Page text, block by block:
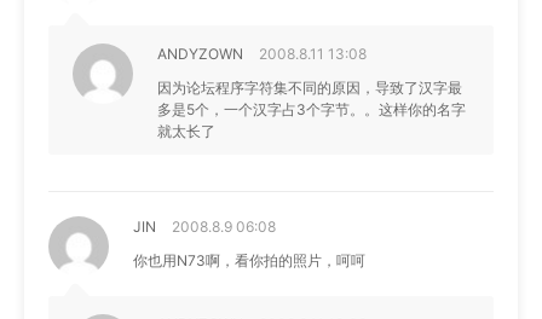
ANDYZOWN
2008.8.11 13:08
因为论坛程序字符集不同的原因，导致了汉字最
多是5个，一个汉字占3个字节。。这样你的名字
就太长了
JIN
2008.8.9 06:08
你也用N73啊，看你拍的照片，呵呵